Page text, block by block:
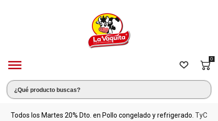
0
Todos los Martes 20% Dto. en Pollo congelado y refrigerado. TyC